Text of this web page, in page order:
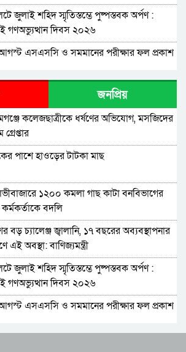
জুলাই শহিদ স্মৃতিস্তম্ভে পুষ্পস্তবক অর্পণ :
গণঅভ্যুত্থান দিবস ২০২৬
এসএসসি ও সমমানের পরীক্ষার ফল প্রকাশ
চত্বরে হত্যা মামলা: শেখ হাসিনাসহ ৪১ জনের
আনুষ্ঠানিক অভিযোগ
পতন শুরু হয়েছে, ১১ দল এখন ৯ দলে
ঠেকেছে: রাশেদ খান
পারেন পরবর্তী রাষ্ট্রপতি, আলোচনায় এক
আদলত চত্বরে শিশু ফাহিমা হত্যা মামলার
ওপর ফের হামলা
অশালীন ছবি ছড়ানোর অভিযোগ
কনটেন্ট ক্রিয়েটর রাফিয়ার
শিক্ষার্থীকে মারধর: ছাত্রদল নেতা হাসিবুর
বহিষ্কার, ক্যাম্পাসে নিষিদ্ধ ২ বছর
দ্রুত সংস্কারের আহ্বান
জনপ্রিয়
কলেজছাত্রীকে ধর্ষণের অভিযোগ, মসজিদের
পাশে হাওড়ের টাটকা মাছ
১২০০ কমলা গাছ কাটা বনবিভাগের
বদলি
বড় চ্যালেঞ্জ জ্বালানি, ১৭ বছরের অব্যবস্থাপনার
এই অবস্থা: বাণিজ্যমন্ত্রী
জুলাই শহিদ স্মৃতিস্তম্ভে পুষ্পস্তবক অর্পণ :
গণঅভ্যুত্থান দিবস ২০২৬
এসএসসি ও সমমানের পরীক্ষার ফল প্রকাশ